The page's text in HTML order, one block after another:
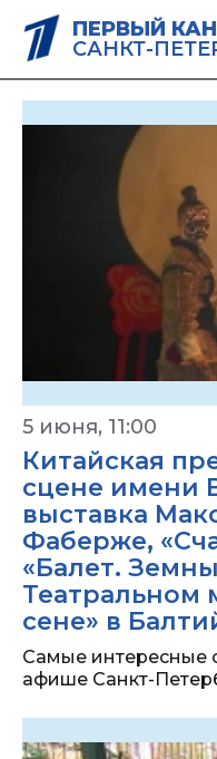
ПЕРВЫЙ
САНКТ-
5 июня, 11:00
Китайская
сцене имени
выставка
Фаберже,
«Балет.
Театральном
сене» в
Самые интересные
афише Санкт-